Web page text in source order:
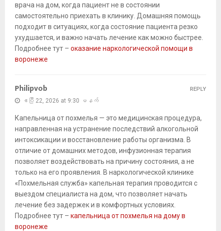
врача на дом, когда пациент не в состоянии
самостоятельно приехать в клинику. Домашняя помощь
подходит в ситуациях, когда состояние пациента резко
ухудшается, и важно начать лечение как можно быстрее.
Подробнее тут – оказание наркологической помощи в
воронеже
Philipvob
ဧပြီ 22, 2026 at 9:30 မနက်
Капельница от похмелья — это медицинская процедура,
направленная на устранение последствий алкогольной
интоксикации и восстановление работы организма. В
отличие от домашних методов, инфузионная терапия
позволяет воздействовать на причину состояния, а не
только на его проявления. В наркологической клинике
«Похмельная служба» капельная терапия проводится с
выездом специалиста на дом, что позволяет начать
лечение без задержек и в комфортных условиях.
Подробнее тут – капельница от похмелья на дому в
воронеже
REPLY